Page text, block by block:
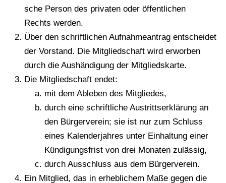
sche Person des pri­va­ten oder öffent­li­chen
Rechts werden.
Über den schrift­li­chen Auf­nah­me­an­trag ent­schei­det
der Vor­stand. Die Mit­glied­schaft wird erwor­ben
durch die Aus­hän­di­gung der Mitgliedskarte.
Die Mit­glied­schaft endet:
mit dem Able­ben des Mitgliedes,
durch eine schrift­li­che Aus­tritts­er­klä­rung an
den Bür­ger­ver­ein; sie ist nur zum Schluss
eines Kalen­der­jah­res unter Ein­hal­tung einer
Kün­di­gungs­frist von drei Mona­ten zulässig,
durch Aus­schluss aus dem Bürgerverein.
Ein Mit­glied, das in erheb­li­chem Maße gegen die